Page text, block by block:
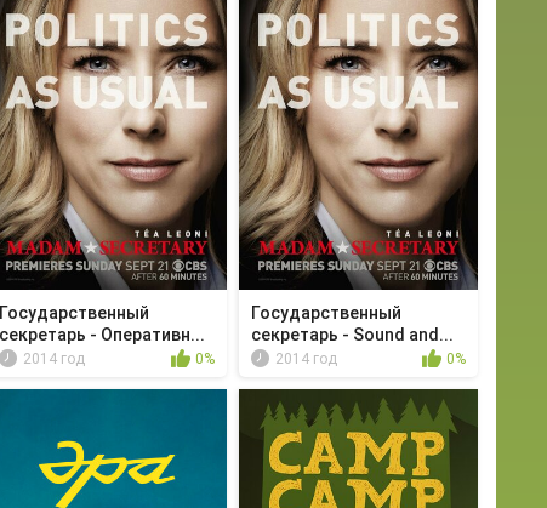
Государственный
секретарь - Оперативн...
2014 год 0%
Государственный
секретарь - Sound and...
2014 год 0%